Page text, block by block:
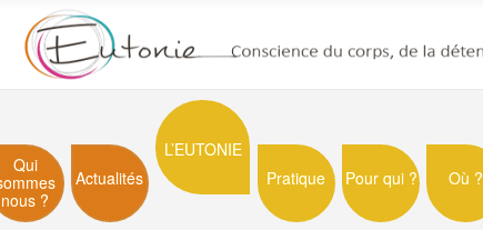
Qui
nous ?
Actualités
L’EUTONIE
Pratique
Pour qui ? Où ?